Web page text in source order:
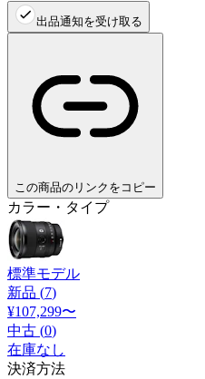
出品通知を受け取る
この商品のリンクをコピー
カラー・タイプ
標準モデル
新品 (7)
¥107,299〜
中古 (0)
在庫なし
決済方法